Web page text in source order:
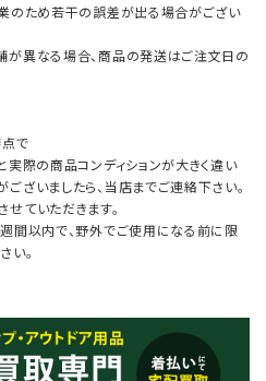
のため若干の誤差が出る場合がござい
異なる場合、商品の発送はご注文日の
で
実際の商品コンディションが大きく違い
ざいましたら、当店までご連絡下さい。
ていただきます。
間以内で、野外でご使用になる前に限
い。